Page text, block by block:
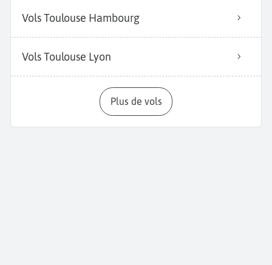
Vols Toulouse Hambourg
Vols Toulouse Lyon
Plus de vols